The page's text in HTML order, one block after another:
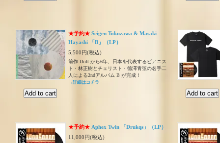
★予約★ Seigen Tokuzawa & Masaki
Hayashi 「B」（LP）
5,500円(税込)
前作 Drift から6年、日本を代表するピアニス
ト・林正樹とチェリスト・徳澤青弦の名手二
人による2ndアルバム B が完成！
→詳細はコチラ
★予約★ Aphex Twin 「Drukqs」（LP）
11,000円(税込)